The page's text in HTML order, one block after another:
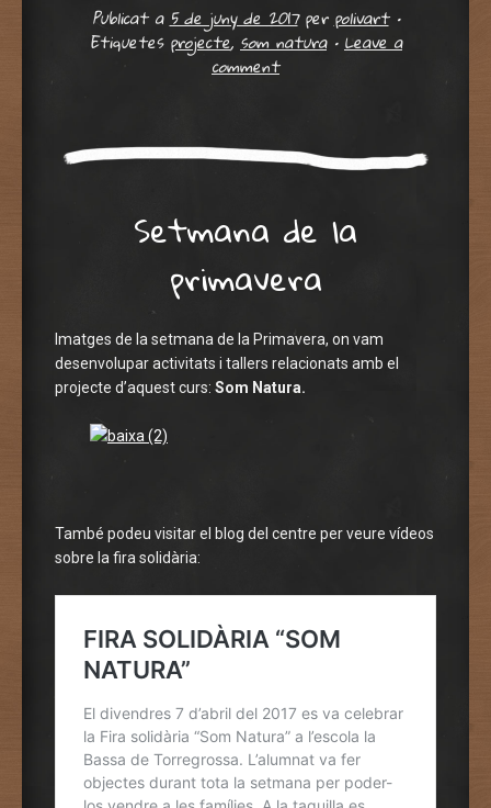
Publicat a5 de juny de 2017perpolivart •
Etiquetes projecte, som natura •Leave a
comment
Setmana de la
primavera
Imatges de la setmana de la Primavera, on vam
desenvolupar activitats i tallers relacionats amb el
projecte d’aquest curs: Som Natura.
També podeu visitar el blog del centre per veure vídeos
sobre la fira solidària: